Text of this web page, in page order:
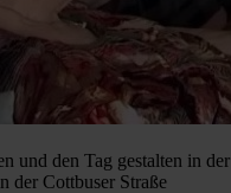
und den Tag gestalten in der
der Cottbuser Straße